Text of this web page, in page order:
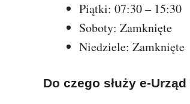
Piątki: 07:30 – 15:30
Soboty: Zamknięte
Niedziele: Zamknięte
Do czego służy e-